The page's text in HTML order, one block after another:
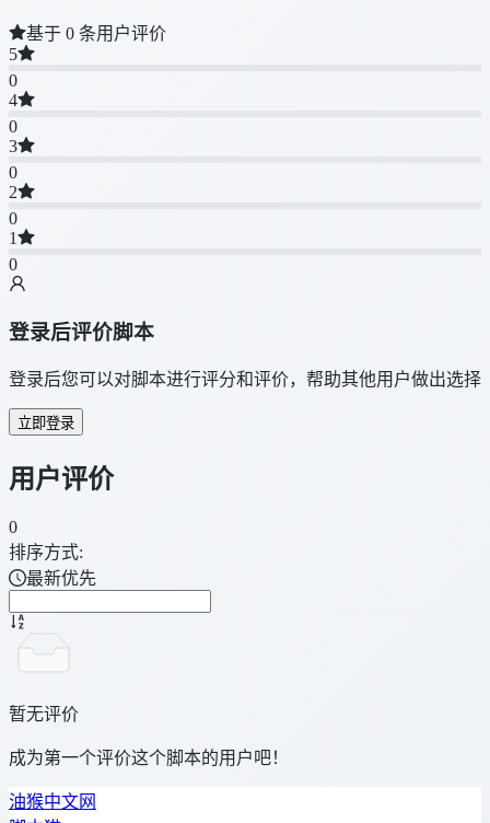
基于 0 条用户评价
5
0
4
0
3
0
2
0
1
0
登录后评价脚本
登录后您可以对脚本进行评分和评价，帮助其他用户做出选择
立即登录
用户评价
0
排序方式:
最新优先
暂无评价
成为第一个评价这个脚本的用户吧！
油猴中文网